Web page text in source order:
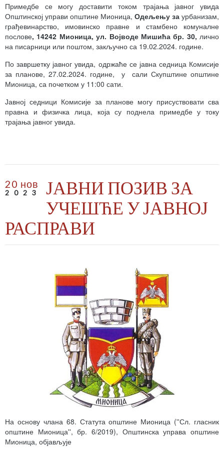
Примедбе се могу доставити током трајања јавног увида
Општинској управи општине Мионица, Одељењу за урбанизам,
грађевинарство, имовинско правне и стамбено комуналне
послове, 14242 Мионица, ул. Војводе Мишића бр. 30, лично
на писарници или поштом, закључно са 19.02.2024. године.
По завршетку јавног увида, одржаће се јавна седница Комисије
за планове, 27.02.2024. године, у сали Скупштине општине
Мионица, са почетком у 11:00 сати.
Јавној седници Комисије за планове могу присуствовати сва
правна и физичка лица, која су поднела примедбе у току
трајања јавног увида.
20 нов
2023
ЈАВНИ ПОЗИВ ЗА
УЧЕШЋЕ У ЈАВНОЈ
РАСПРАВИ
На основу члана 68. Статута општине Мионица (''Сл. гласник
општине Мионица'', бр. 6/2019), Општинска управа општине
Мионица, објављује